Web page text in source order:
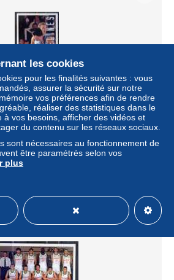
1995--Equipe de Gravelines
Daniel DOS ANJOS n° 36 ---
± 0,47 $US
les cookies
pour les finalités suivantes : vous
assurer la sécurité sur notre
vos préférences afin de rendre
réaliser des statistiques dans le
à vos besoins, afficher des vidéos et
du contenu sur les réseaux sociaux.
sont nécessaires au fonctionnement de
être paramétrés selon vos
plus